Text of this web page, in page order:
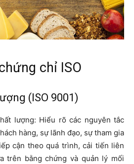
chỉ ISO
(ISO 9001)
lượng: Hiểu rõ các nguyên tắc
hàng, sự lãnh đạo, sự tham gia
cận theo quá trình, cải tiến liên
trên bằng chứng và quản lý mối